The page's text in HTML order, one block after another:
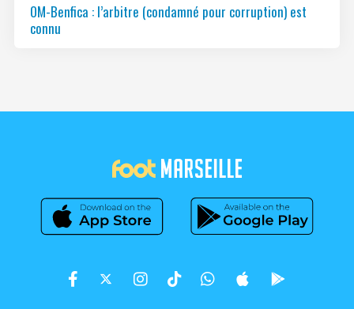
OM-Benfica : l’arbitre (condamné pour corruption) est
connu